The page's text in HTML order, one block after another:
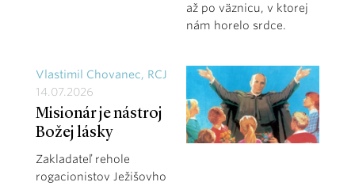
až po väznicu, v ktorej
nám horelo srdce.
Vlastimil Chovanec, RCJ
14.07.2026
Misionár je nástroj
Božej lásky
Zakladateľ rehole
rogacionistov Ježišovho